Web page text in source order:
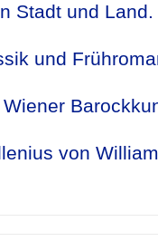
Stadt und Land.
und
von